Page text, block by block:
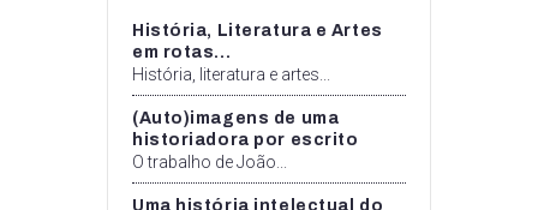
História, Literatura e Artes
em rotas...
História, literatura e artes...
(Auto)imagens de uma
historiadora por escrito
O trabalho de João...
Uma história intelectual do